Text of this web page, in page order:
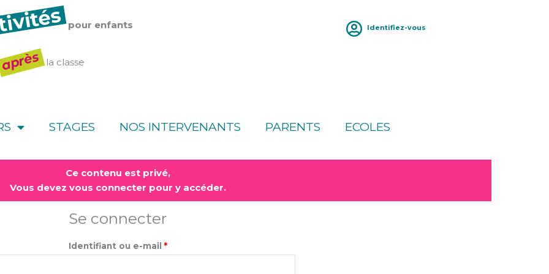
pour enfants
après la classe
Identifiez-vous
STAGES NOS INTERVENANTS PARENTS ECOLES
Ce contenu est privé,
Vous devez vous connecter pour y accéder.
Se connecter
Identifiant ou e-mail *
Obligatoire